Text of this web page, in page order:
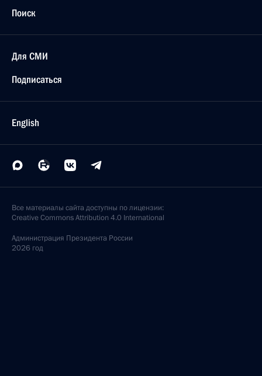
Поиск
Для СМИ
Подписаться
English
Все материалы сайта доступны по лицензии:
Creative Commons Attribution 4.0 International
Администрация Президента России
2026 год